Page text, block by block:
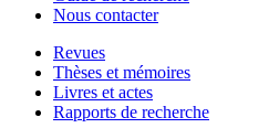
Nous contacter
Revues
Thèses et mémoires
Livres et actes
Rapports de recherche